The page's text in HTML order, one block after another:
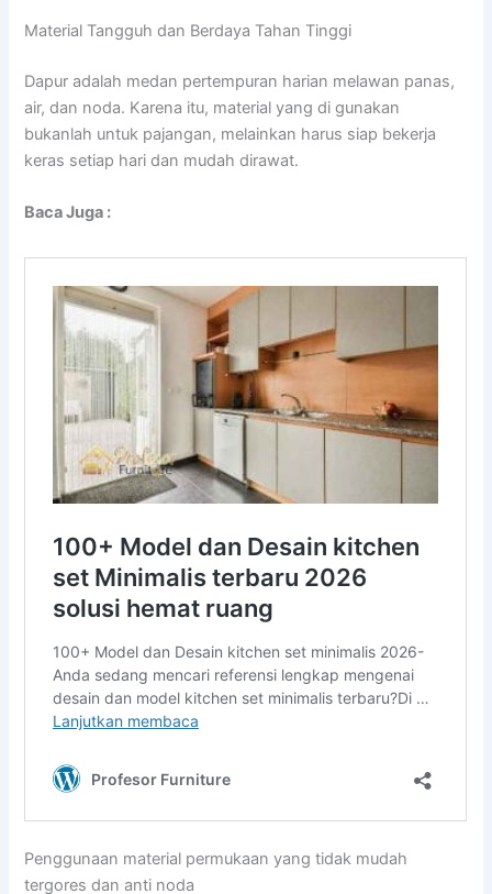
Material Tangguh dan Berdaya Tahan Tinggi
Dapur adalah medan pertempuran harian melawan panas,
air, dan noda. Karena itu, material yang di gunakan
bukanlah untuk pajangan, melainkan harus siap bekerja
keras setiap hari dan mudah dirawat.
Baca Juga :
Penggunaan material permukaan yang tidak mudah
tergores dan anti noda